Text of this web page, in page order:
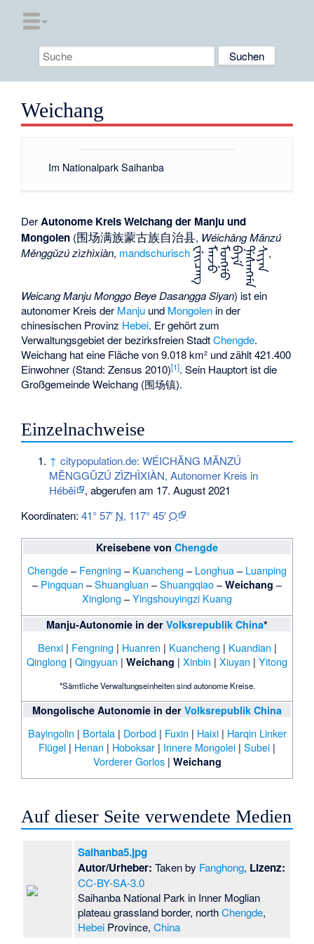
Weichang
Im Nationalpark Saihanba
DerAutonome Kreis Weichang der Manju und
Mongolen (围场满族蒙古族自治县, Wéichǎng Mǎnzú
Měnggǔzú zìzhìxiàn, mandschurisch ᠸᡝᡳᠴᠠᠩᠮᠠᠨᠵᡠᠮᠣᠩᡤᠣᠪᡝᠶᡝᡩᠠᠰᠠᠩᡤᠠᠰᡳᠶᠠᠨ,
Weicang Manju Monggo Beye Dasangga Siyan) ist ein
autonomer Kreis der Manju und Mongolen in der
chinesischen Provinz Hebei. Er gehört zum
Verwaltungsgebiet der bezirksfreien StadtChengde.
Weichang hat eine Fläche von 9.018 km² und zählt 421.400
Einwohner (Stand: Zensus 2010)[1]. Sein Hauptort ist die
GroßgemeindeWeichang (围场镇).
Einzelnachweise
↑ citypopulation.de: WÉICHĂNG MĂNZÚ
MĔNGGŬZÚ ZÌZHÌXIÀN, Autonomer Kreis in
Hébĕi
, abgerufen am 17. August 2021
Koordinaten:41° 57′ N, 117° 45′O
Kreisebene von Chengde
Chengde– Fengning – Kuancheng – Longhua– Luanping
– Pingquan –Shuangluan –Shuangqiao– Weichang –
Xinglong –Yingshouyingzi Kuang
Manju-Autonomie in der Volksrepublik China*
Benxi| Fengning | Huanren | Kuancheng | Kuandian |
Qinglong | Qingyuan | Weichang | Xinbin | Xiuyan | Yitong
*Sämtliche Verwaltungseinheiten sind autonome Kreise.
Mongolische Autonomie in der Volksrepublik China
Bayingolin | Bortala| Dorbod| Fuxin | Haixi| Harqin Linker
Flügel | Henan | Hoboksar | Innere Mongolei | Subei |
Vorderer Gorlos| Weichang
Auf dieser Seite verwendete Medien
Saihanba5.jpg
Autor/Urheber: Taken by Fanghong, Lizenz:
CC-BY-SA-3.0
Saihanba National Park in Inner Moglian
plateau grassland border, northChengde,
Hebei Province,China